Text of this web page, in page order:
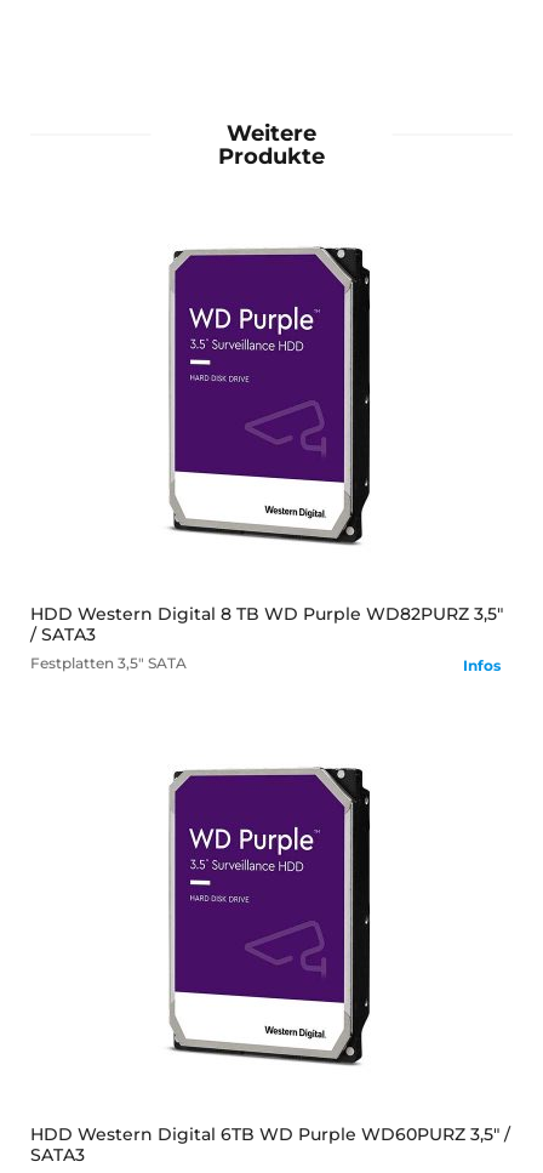
Weitere
Produkte
HDD Western Digital 8 TB WD Purple WD82PURZ 3,5"
/ SATA3
Festplatten 3,5" SATA Infos
HDD Western Digital 6TB WD Purple WD60PURZ 3,5" /
SATA3